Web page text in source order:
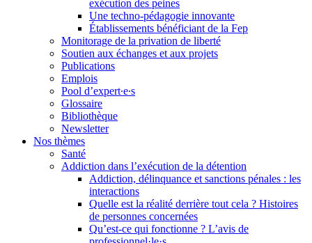
exécution des peines
Une techno-pédagogie innovante
Établissements bénéficiant de la Fep
Monitorage de la privation de liberté
Soutien aux échanges et aux projets
Publications
Emplois
Pool d’expert∙e∙s
Glossaire
Bibliothèque
Newsletter
Nos thèmes
Santé
Addiction dans l’exécution de la détention
Addiction, délinquance et sanctions pénales : les
interactions
Quelle est la réalité derrière tout cela ? Histoires
de personnes concernées
Qu’est-ce qui fonctionne ? L’avis de